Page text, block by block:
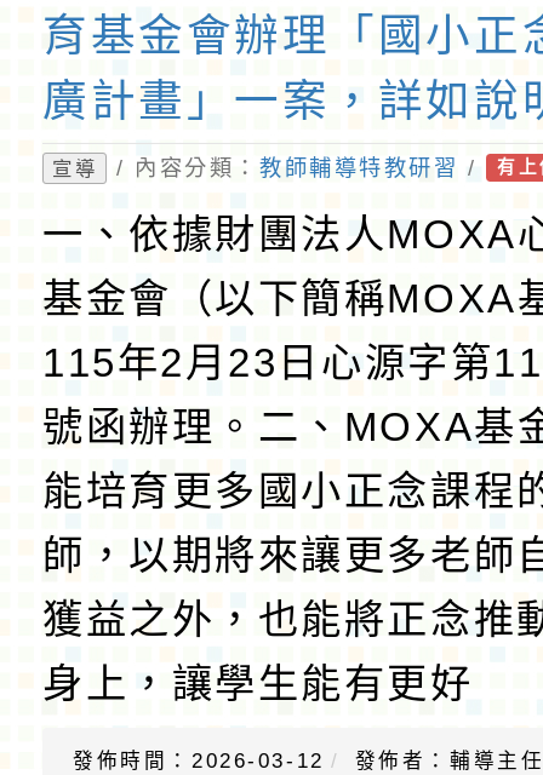
育基金會辦理「國小正
廣計畫」一案，詳如說
照
宣導 / 內容分類：教師輔導特教研習 / 有
一、依據財團法人MOXA
基金會（以下簡稱MOXA
115年2月23日心源字第
號函辦理。二、MOXA基
能培育更多國小正念課程
師，以期將來讓更多老師
獲益之外，也能將正念推
身上，讓學生能有更好
發佈時間：2026-03-12 發佈者：輔導主